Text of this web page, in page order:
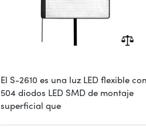
El S-2610 es una luz LED flexible con
504 diodos LED SMD de montaje
superficial que